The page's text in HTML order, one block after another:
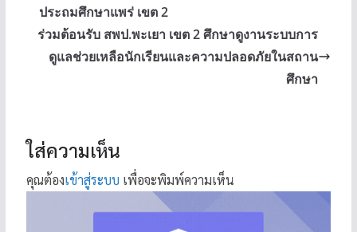
ประถมศึกษาแพร่ เขต 2
ร่วมต้อนรับ สพป.พะเยา เขต 2 ศึกษาดูงานระบบการ
ดูแลช่วยเหลือนักเรียนและความปลอดภัยในสถาน
ศึกษา
ใส่ความเห็น
คุณต้องเข้าสู่ระบบ เพื่อจะพิมพ์ความเห็น